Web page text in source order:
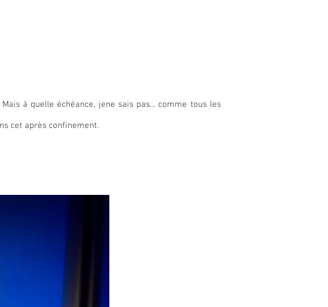
à quelle échéance, jene sais pas... comme tous les
cet après confinement.